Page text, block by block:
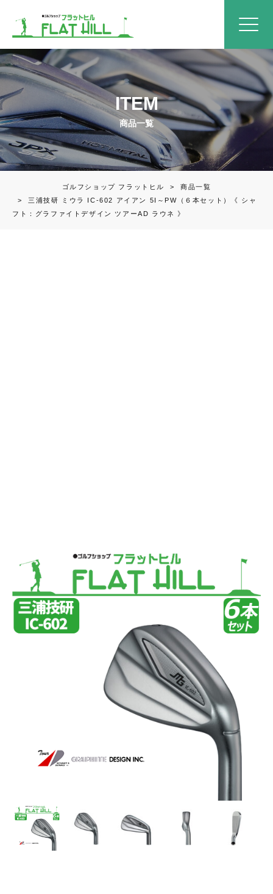
ITEM
商品一覧
ゴルフショップ フラットヒル > 商品一覧
> 三浦技研 ミウラ IC-602 アイアン 5I～PW（６本セット）《 シャ
フト：グラファイトデザイン ツアーAD ラウネ 》